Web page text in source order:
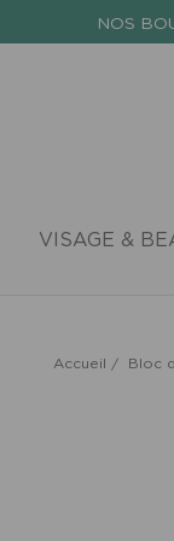
NOS
VISAGE &
Accueil / Bloc